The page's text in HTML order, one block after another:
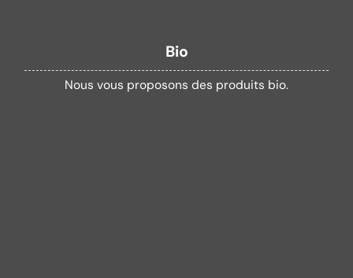
Bio
Nous vous proposons des produits bio.